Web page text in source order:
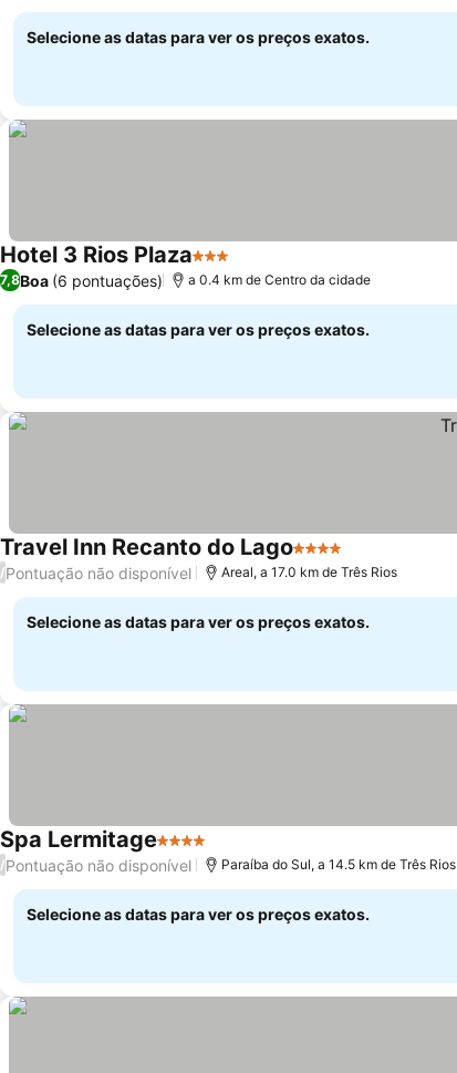
Selecione as datas para ver os preços exatos.
Hotel 3 Rios Plaza3 Estrelas
7,8Boa (6 pontuações) a 0.4 km de Centro da cidade
Selecione as datas para ver os preços exatos.
Travel Inn Recanto do Lago4 Estrelas
/Pontuação não disponível Areal, a 17.0 km de Três Rios
Selecione as datas para ver os preços exatos.
Spa Lermitage4 EstrelasVer preços
/Pontuação não disponível Paraíba do Sul, a 14.5 km de Três Rios
Selecione as datas para ver os preços exatos.